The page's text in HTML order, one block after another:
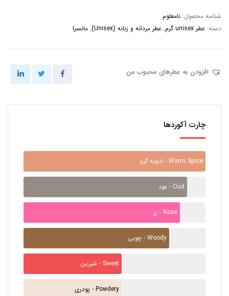
شناسه محصول: نامعلوم
دسته: عطر unisex گرم , عطر مردانه و زنانه (Unisex) , مانسرا
افزودن به عطرهای محبوب من
چارت آکوردها
ادویه گرم - Warm Spice
عود - Oud
رز - Rose
چوبی - Woody
شیرین - Sweet
پودری - Powdery